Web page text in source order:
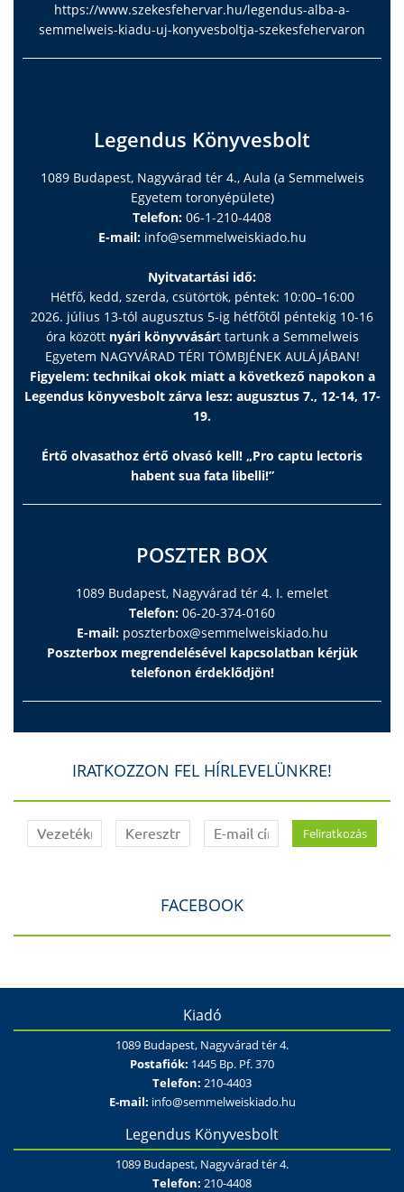
https://www.szekesfehervar.hu/legendus-alba-a-
semmelweis-kiadu-uj-konyvesboltja-szekesfehervaron
Legendus Könyvesbolt
1089 Budapest, Nagyvárad tér 4., Aula (a Semmelweis
Egyetem toronyépülete)
Telefon: 06-1-210-4408
E-mail: info@semmelweiskiado.hu
Nyitvatartási idő:
Hétfő, kedd, szerda, csütörtök, péntek: 10:00–16:00
2026. július 13-tól augusztus 5-ig hétfőtől péntekig 10-16
óra között nyári könyvvásárt tartunk a Semmelweis
Egyetem NAGYVÁRAD TÉRI TÖMBJÉNEK AULÁJÁBAN!
Figyelem: technikai okok miatt a következő napokon a
Legendus könyvesbolt zárva lesz: augusztus 7., 12-14, 17-
19.
Értő olvasathoz értő olvasó kell! „Pro captu lectoris
habent sua fata libelli!”
POSZTER BOX
1089 Budapest, Nagyvárad tér 4. I. emelet
Telefon: 06-20-374-0160
E-mail: poszterbox@semmelweiskiado.hu
Poszterbox megrendelésével kapcsolatban kérjük
telefonon érdeklődjön!
IRATKOZZON FEL HÍRLEVELÜNKRE!
FACEBOOK
Kiadó
1089 Budapest, Nagyvárad tér 4.
Postafiók: 1445 Bp. Pf. 370
Telefon: 210-4403
E-mail: info@semmelweiskiado.hu
Legendus Könyvesbolt
1089 Budapest, Nagyvárad tér 4.
Telefon: 210-4408